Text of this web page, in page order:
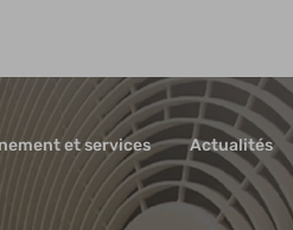
et services Actualités